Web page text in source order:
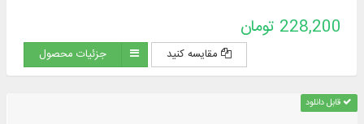
228,200 تومان
مقایسه کنید جزئیات محصول
قابل دانلود